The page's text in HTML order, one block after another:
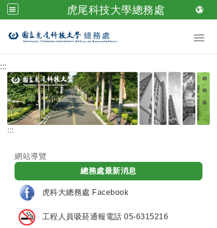
虎尾科技大學總務處
跳到主要內容
:::
:::
網站導覽
總務處最新消息
虎科大總務處 Facebook
工程人員吸菸通報電話 05-6315216